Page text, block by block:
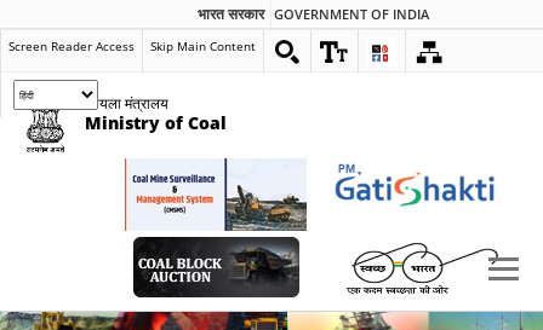
भारत सरकार GOVERNMENT OF INDIA
Screen Reader Access Skip Main Content
कोयला मंत्रालय
Ministry of Coal